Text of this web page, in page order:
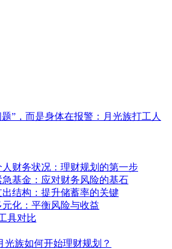
”，而是身体在报警：月光族打工人
人财务状况：理财规划的第一步
急基金：应对财务风险的基石
出结构：提升储蓄率的关键
化：平衡风险与收益
具对比
光族如何开始理财规划？